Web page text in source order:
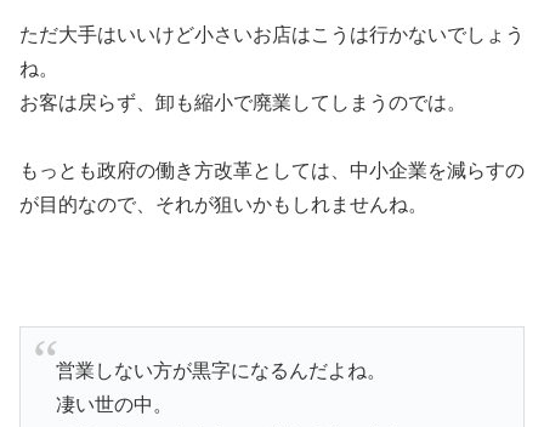
ただ大手はいいけど小さいお店はこうは行かないでしょう
ね。
お客は戻らず、卸も縮小で廃業してしまうのでは。
もっとも政府の働き方改革としては、中小企業を減らすの
が目的なので、それが狙いかもしれませんね。
営業しない方が黒字になるんだよね。
凄い世の中。